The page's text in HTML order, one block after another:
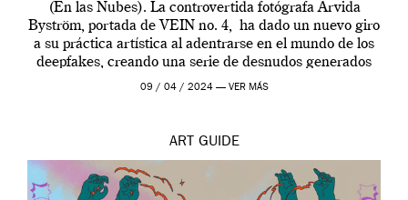
(En las Nubes). La controvertida fotógrafa Arvida
Byström, portada de VEIN no. 4, ha dado un nuevo giro
a su práctica artística al adentrarse en el mundo de los
deepfakes, creando una serie de desnudos generados
por […]
09 / 04 / 2024 — VER MÁS
ART GUIDE